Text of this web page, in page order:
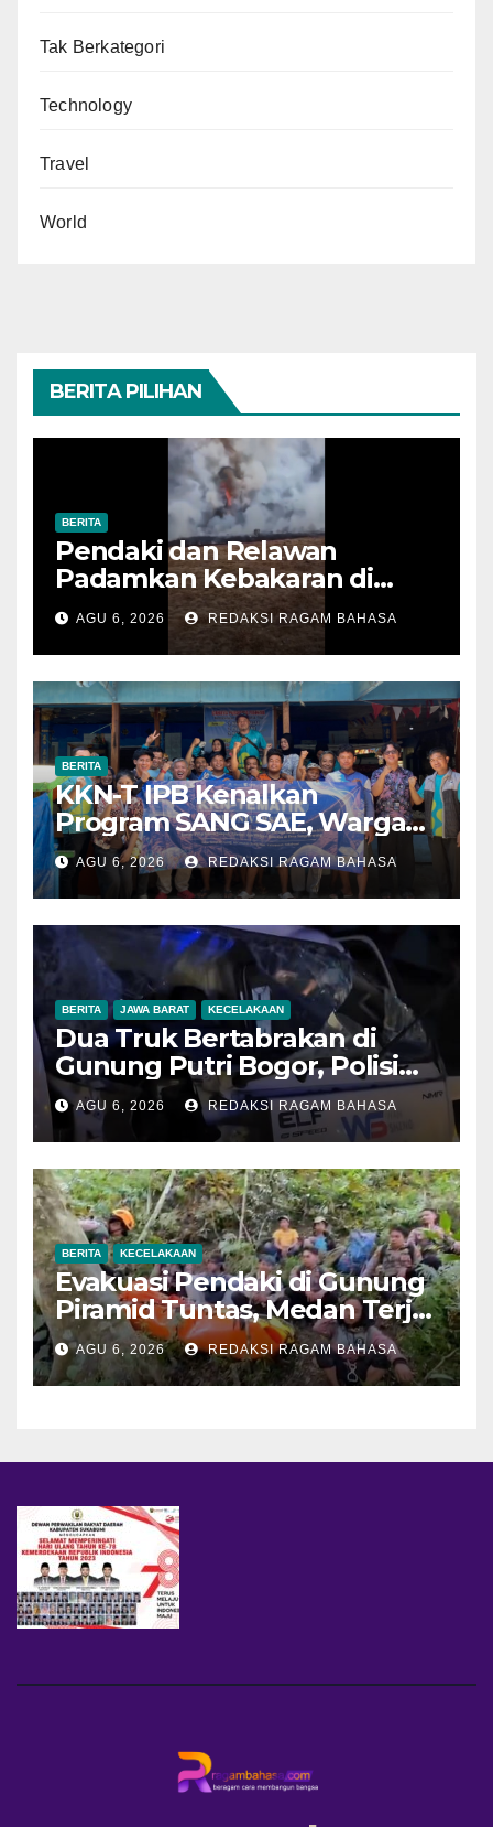
Tak Berkategori
Technology
Travel
World
BERITA PILIHAN
BERITA
Pendaki dan Relawan
Padamkan Kebakaran di
Alun-alun Suryakencana
Sebelum Meluas
AGU 6, 2026 REDAKSI RAGAM BAHASA
BERITA
KKN-T IPB Kenalkan
Program SANG SAE, Warga
Desa Sangrawayang Diajak
Ubah Sampah Jadi Bernilai
Ekonomi
AGU 6, 2026 REDAKSI RAGAM BAHASA
BERITA JAWA BARAT KECELAKAAN
Dua Truk Bertabrakan di
Gunung Putri Bogor, Polisi
Imbau Pengemudi
Tingkatkan Kewaspadaan
AGU 6, 2026 REDAKSI RAGAM BAHASA
BERITA KECELAKAAN
Evakuasi Pendaki di Gunung
Piramid Tuntas, Medan Terjal
Jadi Tantangan Utama
AGU 6, 2026 REDAKSI RAGAM BAHASA